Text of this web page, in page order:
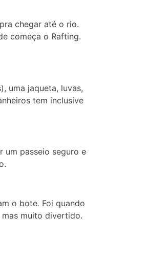
chegar até o rio.
começa o Rafting.
uma jaqueta, luvas,
tem inclusive
um passeio seguro e
o bote. Foi quando
muito divertido.